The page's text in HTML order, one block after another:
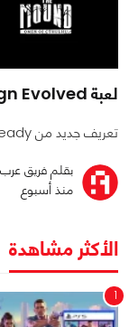
لعبة Halo: Campaign Evolved تنطلق اليوم مع DLSS
تعريف جديد من GeForce Game Ready وجائزة من GeForce
بقلم فريق عرب
منذ أسبوع
الأكثر مشاهدة
1